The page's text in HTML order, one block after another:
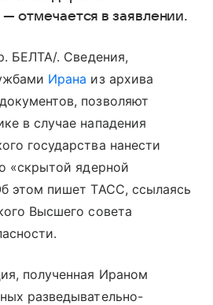
отмечается в заявлении.
БЕЛТА/. Сведения,
Ирана из архива
позволяют
в случае нападения
государства нанести
«скрытой ядерной
этом пишет ТАСС, ссылаясь
Высшего совета
полученная Ираном
разведывательно-